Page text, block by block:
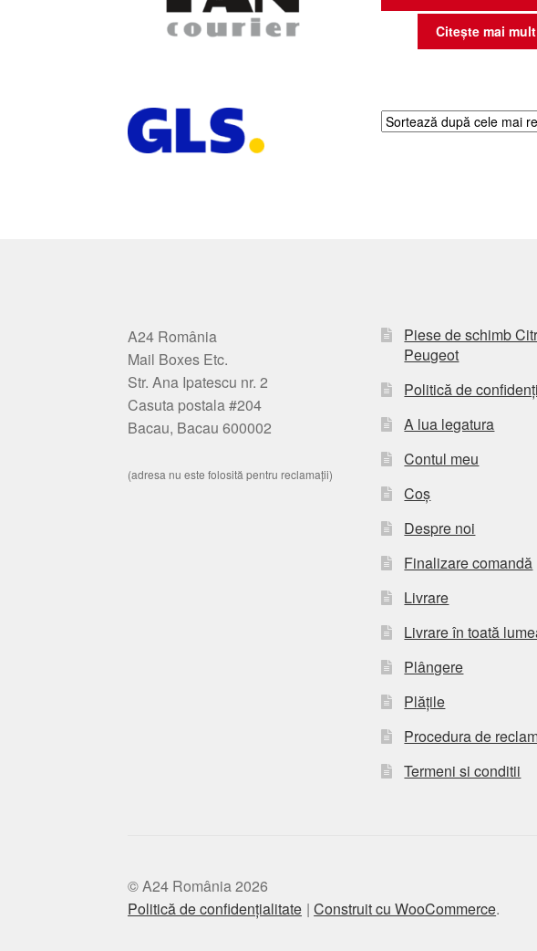
Citește mai mult
A24 România
Mail Boxes Etc.
Str. Ana Ipatescu nr. 2
Casuta postala #204
Bacau, Bacau 600002
(adresa nu este folosită pentru reclamații)
Piese de schimb
Peugeot
Politică de
A lua legatura
Contul meu
Coș
Despre noi
Finalizare comandă
Livrare
Livrare în toată
Plângere
Plățile
Procedura de
Termeni si conditii
© A24 România 2026
Politică de confidențialitate Construit cu WooCommerce.